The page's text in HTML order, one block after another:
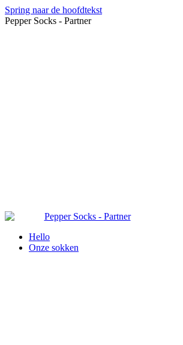
Spring naar de hoofdtekst
Pepper Socks - Partner
Hello
Onze sokken